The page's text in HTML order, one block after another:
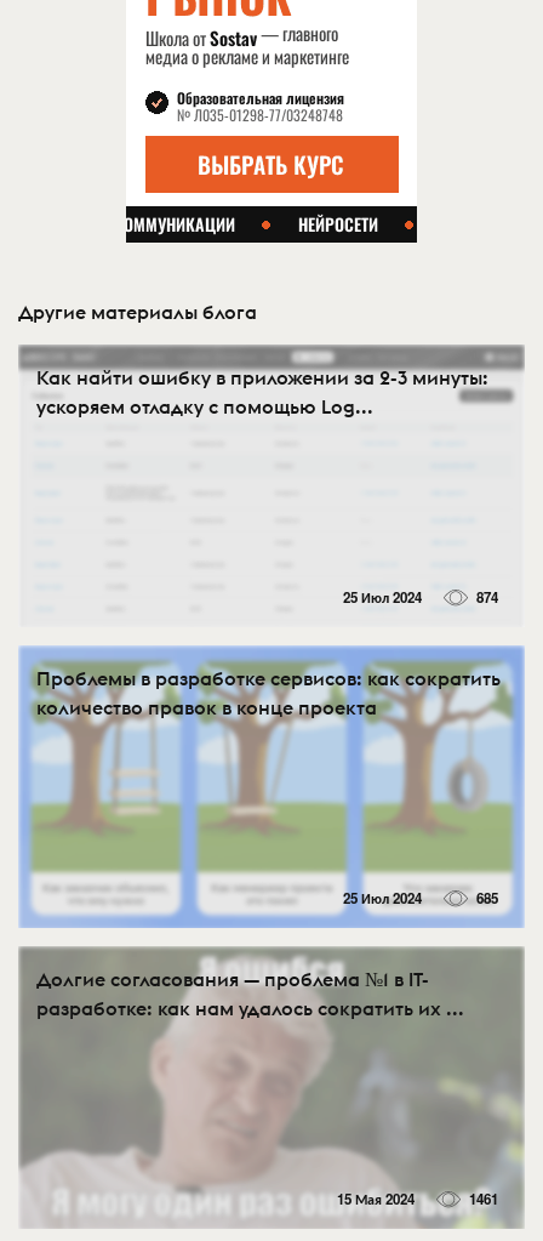
Другие материалы блога
Как найти ошибку в приложении за 2-3 минуты:
ускоряем отладку с помощью Log...
25 Июл 2024 874
Проблемы в разработке сервисов: как сократить
количество правок в конце проекта
25 Июл 2024 685
Долгие согласования — проблема №1 в IT-
разработке: как нам удалось сократить их ...
15 Мая 2024 1461